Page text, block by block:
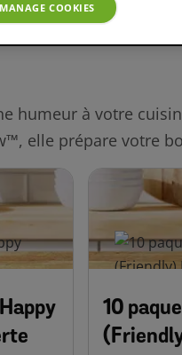
humeur à votre
elle prépare votre
10
MANAGE COOKIES